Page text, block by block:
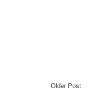
Older Post